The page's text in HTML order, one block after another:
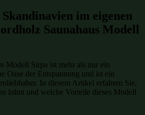
im eigenen
Saunahaus Modell
Modell Sirpa ist mehr als nur ein
Oase der Entspannung und ist ein
In diesem Artikel erfahren Sie,
lohnt und welche Vorteile dieses Modell